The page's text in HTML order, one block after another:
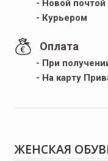
- Новой почтой
- Курьером
Оплата
- При
- На карту
ЖЕНСКАЯ